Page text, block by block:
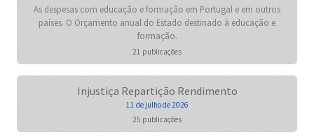
As despesas com educação e formação em Portugal e em outros
países. O Orçamento anual do Estado destinado à educação e
formação.
21 publicações
Injustiça Repartição Rendimento
11 de julho de 2026
25 publicações